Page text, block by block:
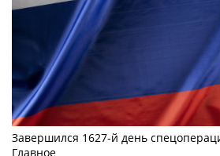
Завершился 1627-й день
Главное